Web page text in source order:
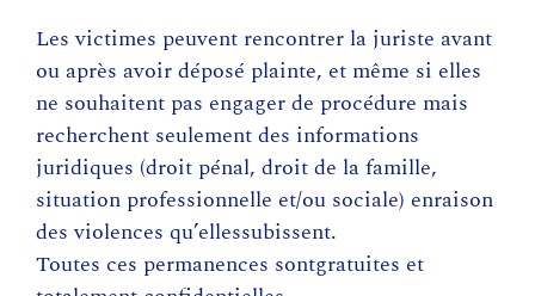
Les victimes peuvent rencontrer la juriste avant
ou après avoir déposé plainte, et même si elles
ne souhaitent pas engager de procédure mais
recherchent seulement des informations
juridiques (droit pénal, droit de la famille,
situation professionnelle et/ou sociale) enraison
des violences qu’ellessubissent.
Toutes ces permanences sontgratuites et